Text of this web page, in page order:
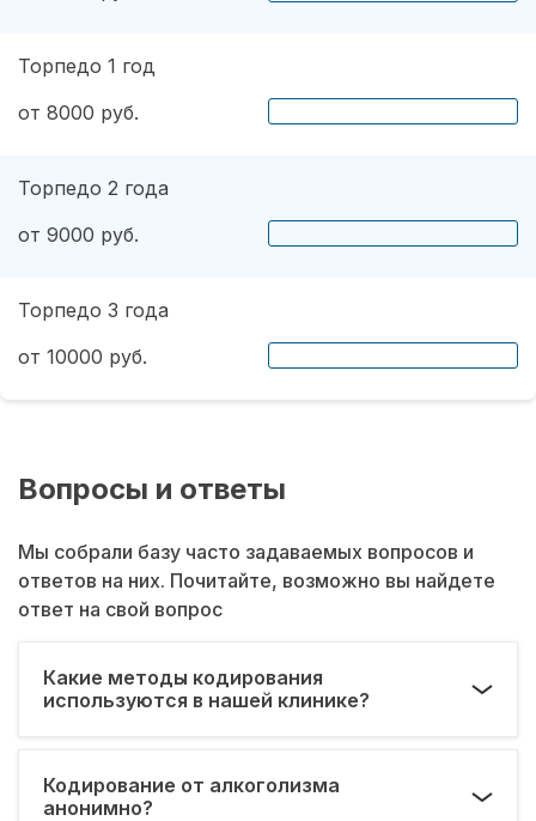
Торпедо 1 год
от 8000 руб.
Торпедо 2 года
от 9000 руб.
Торпедо 3 года
от 10000 руб.
Вопросы и ответы
Мы собрали базу часто задаваемых вопросов и
ответов на них. Почитайте, возможно вы найдете
ответ на свой вопрос
Какие методы кодирования
используются в нашей клинике?
Кодирование от алкоголизма
анонимно?